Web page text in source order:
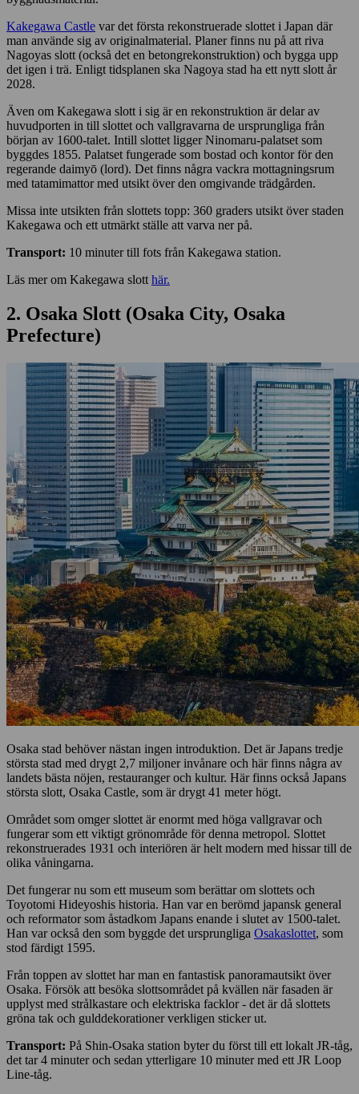
Kakegawa Castle var det första rekonstruerade slottet i Japan där
man använde sig av originalmaterial. Planer finns nu på att riva
Nagoyas slott (också det en betongrekonstruktion) och bygga upp
det igen i trä. Enligt tidsplanen ska Nagoya stad ha ett nytt slott år
2028.
Även om Kakegawa slott i sig är en rekonstruktion är delar av
huvudporten in till slottet och vallgravarna de ursprungliga från
början av 1600-talet. Intill slottet ligger Ninomaru-palatset som
byggdes 1855. Palatset fungerade som bostad och kontor för den
regerande daimyō (lord). Det finns några vackra mottagningsrum
med tatamimattor med utsikt över den omgivande trädgården.
Missa inte utsikten från slottets topp: 360 graders utsikt över staden
Kakegawa och ett utmärkt ställe att varva ner på.
Transport: 10 minuter till fots från Kakegawa station.
Läs mer om Kakegawa slott här.
2. Osaka Slott (Osaka City, Osaka
Prefecture)
Osaka stad behöver nästan ingen introduktion. Det är Japans tredje
största stad med drygt 2,7 miljoner invånare och här finns några av
landets bästa nöjen, restauranger och kultur. Här finns också Japans
största slott, Osaka Castle, som är drygt 41 meter högt.
Området som omger slottet är enormt med höga vallgravar och
fungerar som ett viktigt grönområde för denna metropol. Slottet
rekonstruerades 1931 och interiören är helt modern med hissar till de
olika våningarna.
Det fungerar nu som ett museum som berättar om slottets och
Toyotomi Hideyoshis historia. Han var en berömd japansk general
och reformator som åstadkom Japans enande i slutet av 1500-talet.
Han var också den som byggde det ursprungliga Osakaslottet, som
stod färdigt 1595.
Från toppen av slottet har man en fantastisk panoramautsikt över
Osaka. Försök att besöka slottsområdet på kvällen när fasaden är
upplyst med strålkastare och elektriska facklor - det är då slottets
gröna tak och gulddekorationer verkligen sticker ut.
Transport: På Shin-Osaka station byter du först till ett lokalt JR-tåg,
det tar 4 minuter och sedan ytterligare 10 minuter med ett JR Loop
Line-tåg.